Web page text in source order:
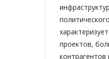
проектов,